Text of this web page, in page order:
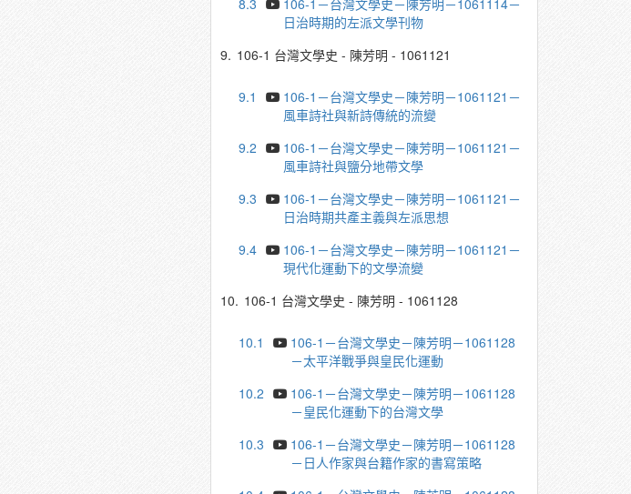
8.3
106-1－台灣文學史－陳芳明－1061114－
日治時期的左派文學刊物
9. 106-1 台灣文學史 - 陳芳明 - 1061121
9.1
106-1－台灣文學史－陳芳明－1061121－
風車詩社與新詩傳統的流變
9.2
106-1－台灣文學史－陳芳明－1061121－
風車詩社與鹽分地帶文學
9.3
106-1－台灣文學史－陳芳明－1061121－
日治時期共產主義與左派思想
9.4
106-1－台灣文學史－陳芳明－1061121－
現代化運動下的文學流變
10. 106-1 台灣文學史 - 陳芳明 - 1061128
10.1
106-1－台灣文學史－陳芳明－1061128
－太平洋戰爭與皇民化運動
10.2
106-1－台灣文學史－陳芳明－1061128
－皇民化運動下的台灣文學
10.3
106-1－台灣文學史－陳芳明－1061128
－日人作家與台籍作家的書寫策略